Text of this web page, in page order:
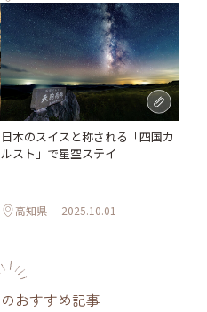
日本のスイスと称される「四国カ
ルスト」で星空ステイ
高知県 2025.10.01
のおすすめ記事